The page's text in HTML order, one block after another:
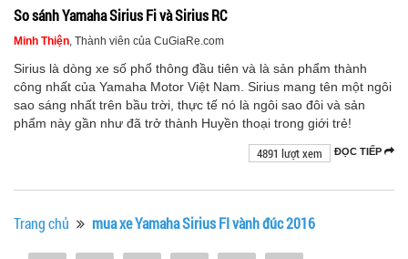
So sánh Yamaha Sirius Fi và Sirius RC
Minh Thiện, Thành viên của CuGiaRe.com
Sirius là dòng xe số phổ thông đầu tiên và là sản phẩm thành
công nhất của Yamaha Motor Việt Nam. Sirius mang tên một ngôi
sao sáng nhất trên bầu trời, thực tế nó là ngôi sao đôi và sản
phẩm này gần như đã trở thành Huyền thoại trong giới trẻ!
ĐỌC TIẾP
4891 lượt xem
Trang chủ mua xe Yamaha Sirius FI vành đúc 2016